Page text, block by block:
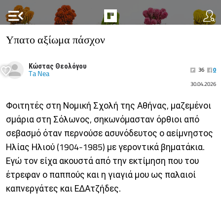
menu_open
Υπατο αξίωμα πάσχον
Κώστας Θεολόγου
Ta Nea 36
0
30.04.2026
Φοιτητές στη Νομική Σχολή της Αθήνας, μαζεμένοι
σμάρια στη Σόλωνος, σηκωνόμασταν όρθιοι από
σεβασμό όταν περνούσε ασυνόδευτος ο αείμνηστος
Ηλίας Ηλιού (1904-1985) με γεροντικά βηματάκια.
Εγώ τον είχα ακουστά από την εκτίμηση που του
έτρεφαν ο παππούς και η γιαγιά μου ως παλαιοί
καπνεργάτες και ΕΔΑτζήδες.